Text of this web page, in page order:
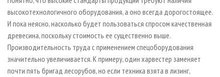
высокотехнологичного оборудования, а оно всегда дорогостоящее.
И пока неясно, насколько будет пользоваться спросом качественная
древесина, поскольку стоимость ее существенно выше.
Производительность труда с применением спецоборудования
значительно увеличивается. К примеру, один харвестер заменяет
почти пять бригад лесорубов, но если техника взята в лизинг,